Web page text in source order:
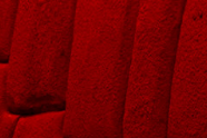
Navegación
principal
Contenido
principal
Barra
lateral